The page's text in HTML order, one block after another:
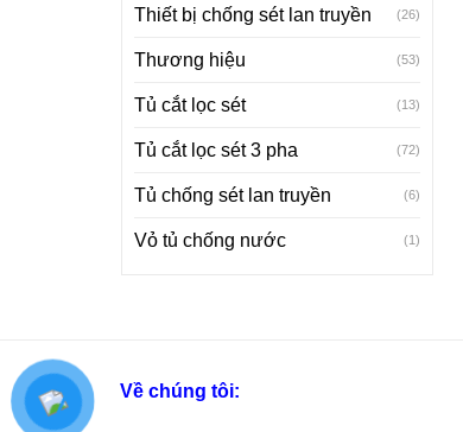
Thiết bị chống sét lan truyền (26)
Thương hiệu (53)
Tủ cắt lọc sét (13)
Tủ cắt lọc sét 3 pha (72)
Tủ chống sét lan truyền (6)
Vỏ tủ chống nước (1)
Về chúng tôi: